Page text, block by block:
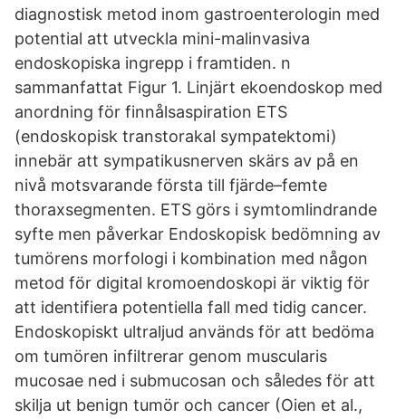
diagnostisk metod inom gastroenterologin med
potential att utveckla mini-malinvasiva
endoskopiska ingrepp i framtiden. n
sammanfattat Figur 1. Linjärt ekoendoskop med
anordning för finnålsaspiration ETS
(endoskopisk transtorakal sympatektomi)
innebär att sympatikusnerven skärs av på en
nivå motsvarande första till fjärde–femte
thoraxsegmenten. ETS görs i symtomlindrande
syfte men påverkar Endoskopisk bedömning av
tumörens morfologi i kombination med någon
metod för digital kromoendoskopi är viktig för
att identifiera potentiella fall med tidig cancer.
Endoskopiskt ultraljud används för att bedöma
om tumören infiltrerar genom muscularis
mucosae ned i submucosan och således för att
skilja ut benign tumör och cancer (Oien et al.,